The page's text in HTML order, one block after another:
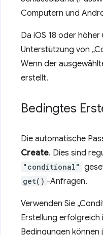
Computern und
Da iOS 18 oder
Unterstützung von
Wenn der
erstellt.
Bedingtes
Die automatische
Create. Dies sind
"conditional"
get() -Anfragen.
Verwenden Sie
Erstellung
Bedingungen können